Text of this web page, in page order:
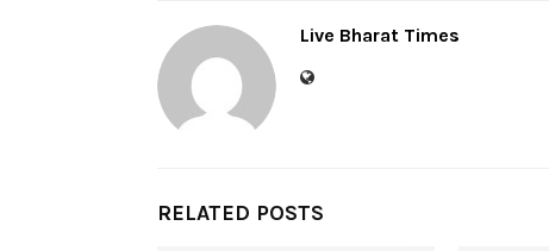
Live Bharat Times
RELATED POSTS